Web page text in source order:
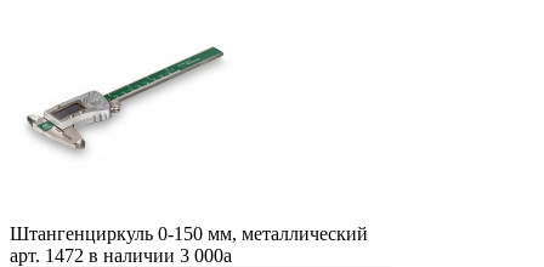
Штангенциркуль 0-150 мм, металлический
арт. 1472 в наличии 3 000a